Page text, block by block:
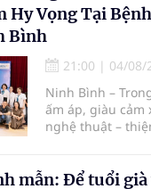
Hy Vọng Tại
Bình
21:00 | 04/08/
Ninh Bình –
ấm áp, giàu
nghệ thuật –
điểm dừng chân
mẫn: Để tuổi già